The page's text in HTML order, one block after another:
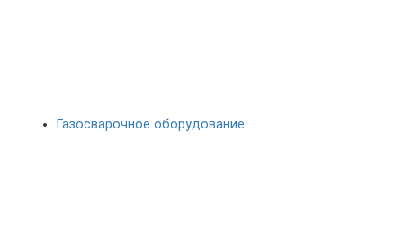
Газосварочное оборудование